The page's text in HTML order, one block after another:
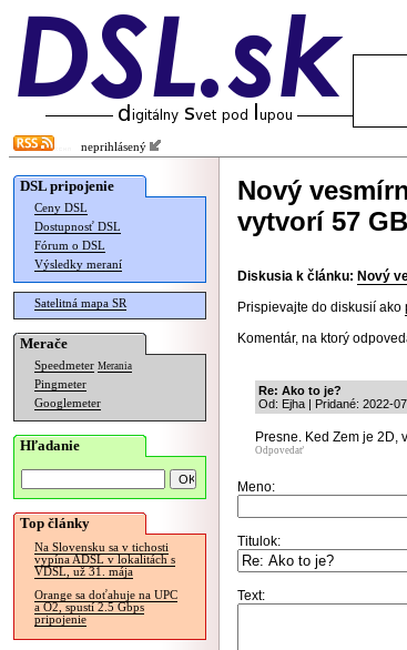
neprihlásený
DSL pripojenie
Ceny DSL
Dostupnosť DSL
Fórum o DSL
Výsledky meraní
Satelitná mapa SR
Merače
Speedmeter Merania
Pingmeter
Googlemeter
Hľadanie
Top články
Na Slovensku sa v tichosti
vypína ADSL v lokalitách s
VDSL, už 31. mája
Orange sa doťahuje na UPC
a O2, spustí 2.5 Gbps
pripojenie
Nový
vytvorí 57
Diskusia k článku: Nový
Prispievajte do diskusií ako
Komentár, na ktorý
Re: Ako to je?
Od: Ejha | Pridané: 2022-
Presne. Ked Zem je 2D,
Odpovedať
Meno:
Titulok:
Text: